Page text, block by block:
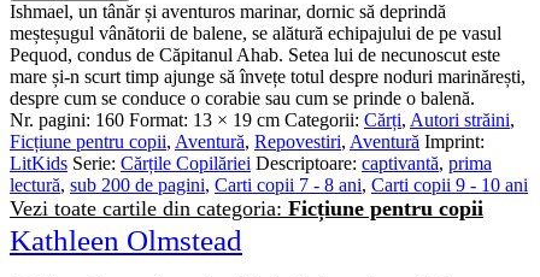
Ishmael, un tânăr și aventuros marinar, dornic să deprindă
meșteșugul vânătorii de balene, se alătură echipajului de pe vasul
Pequod, condus de Căpitanul Ahab. Setea lui de necunoscut este
mare și-n scurt timp ajunge să învețe totul despre noduri marinărești,
despre cum se conduce o corabie sau cum se prinde o balenă.
Nr. pagini: 160 Format: 13 × 19 cm Categorii: Cărți, Autori străini,
Ficțiune pentru copii, Aventură, Repovestiri, Aventură Imprint:
LitKids Serie: Cărțile Copilăriei Descriptoare: captivantă, prima
lectură, sub 200 de pagini, Carti copii 7 - 8 ani, Carti copii 9 - 10 ani
Vezi toate cartile din categoria: Ficțiune pentru copii
Kathleen Olmstead